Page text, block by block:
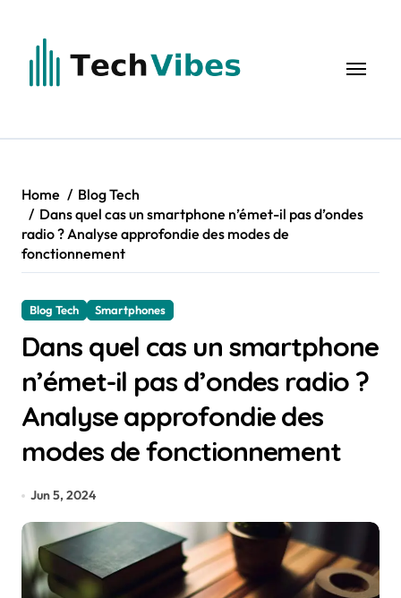
content
Home
Blog Tech
Dans quel cas un smartphone n’émet-il pas d’ondes
radio ? Analyse approfondie des modes de
fonctionnement
Blog Tech Smartphones
Dans quel cas un smartphone
n’émet-il pas d’ondes radio ?
Analyse approfondie des
modes de fonctionnement
Jun 5, 2024